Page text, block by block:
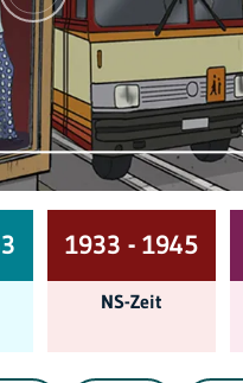
1933 - 1945
NS-Zeit